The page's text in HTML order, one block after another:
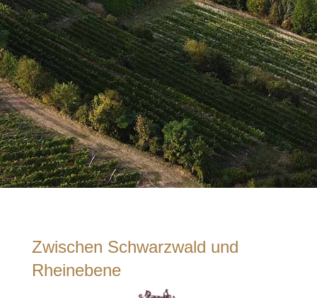
Zwischen Schwarzwald und
Rheinebene